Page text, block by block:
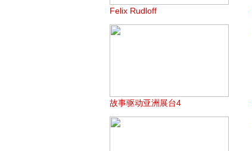
Felix Rudloff
故事驱动亚洲展台4